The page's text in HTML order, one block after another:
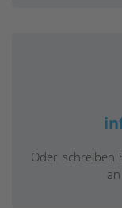
Oder schreiben